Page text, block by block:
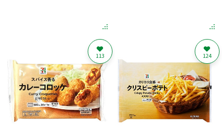
113 124